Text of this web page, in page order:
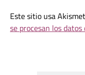
Este sitio usa
se procesan los